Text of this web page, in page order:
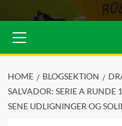
Menu
HOME BLOGSEKTION
SALVADOR: SERIE A RUNDE
SENE UDLIGNINGER OG